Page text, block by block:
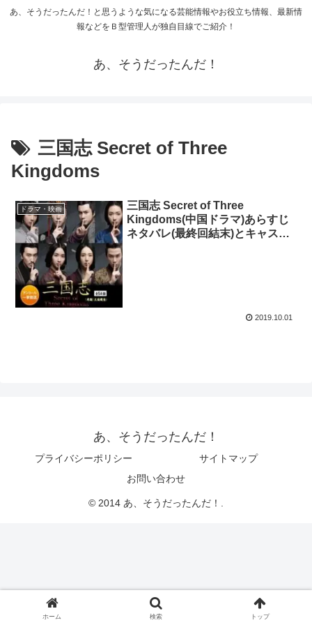
あ、そうだったんだ！と思うような気になる芸能情報やお役立ち情報、最新情
報などをＢ型管理人が独自目線でご紹介！
あ、そうだったんだ！
三国志 Secret of Three
Kingdoms
ドラマ・映画
三国志 Secret of Three
Kingdoms(中国ドラマ)あらすじ
ネタバレ(最終回結末)とキャスト
2019.10.01
あ、そうだったんだ！
プライバシーポリシー
サイトマップ
お問い合わせ
© 2014 あ、そうだったんだ！.
ホーム 検索 トップ